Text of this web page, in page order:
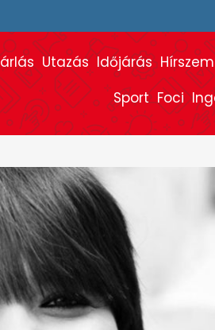
Utazás Időjárás Hírszem
Sport Foci